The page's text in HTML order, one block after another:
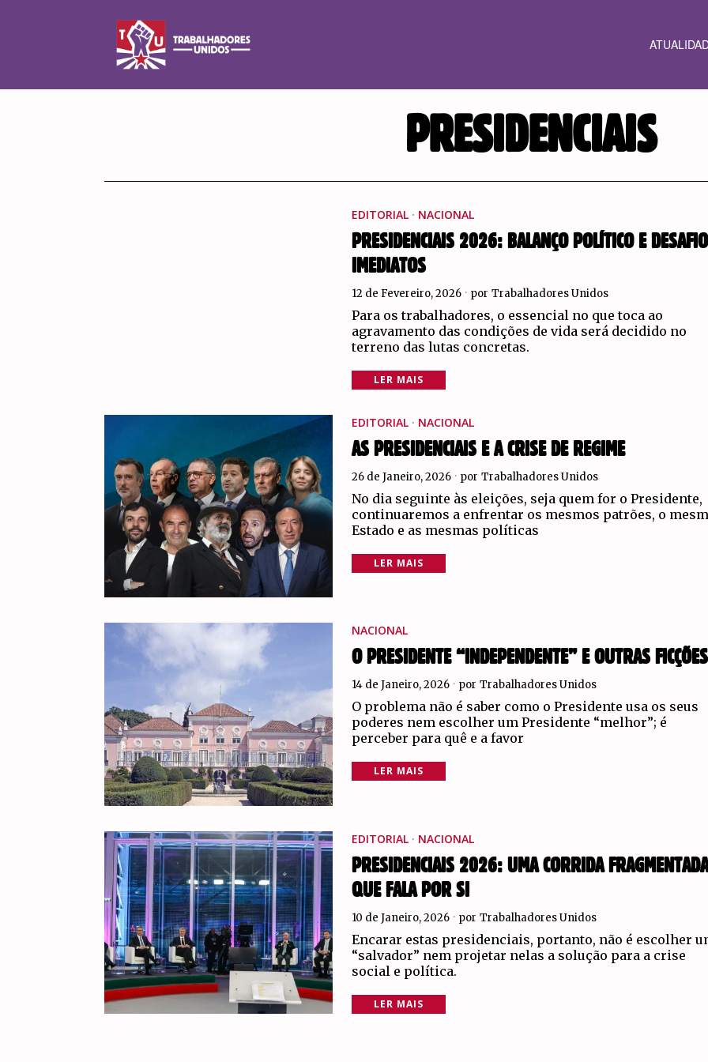
PRESIDENCIAIS
EDITORIAL · NACIONAL
PRESIDENCIAIS 2026: BALANÇO POLÍTICO E
IMEDIATOS
12 de Fevereiro, 2026 por Trabalhadores Unidos
Para os trabalhadores, o essencial no que toca ao
agravamento das condições de vida será decidido no
terreno das lutas concretas.
LER MAIS
EDITORIAL · NACIONAL
AS PRESIDENCIAIS E A CRISE DE REGIME
26 de Janeiro, 2026 por Trabalhadores Unidos
No dia seguinte às eleições, seja quem for o Presidente,
continuaremos a enfrentar os mesmos patrões, o
Estado e as mesmas políticas
LER MAIS
NACIONAL
O PRESIDENTE “INDEPENDENTE” E OUTRAS FICÇÕES
14 de Janeiro, 2026 por Trabalhadores Unidos
O problema não é saber como o Presidente usa os seus
poderes nem escolher um Presidente “melhor”; é
perceber para quê e a favor
LER MAIS
EDITORIAL · NACIONAL
PRESIDENCIAIS 2026: UMA CORRIDA
QUE FALA POR SI
10 de Janeiro, 2026 por Trabalhadores Unidos
Encarar estas presidenciais, portanto, não é escolher
“salvador” nem projetar nelas a solução para a crise
social e política.
LER MAIS